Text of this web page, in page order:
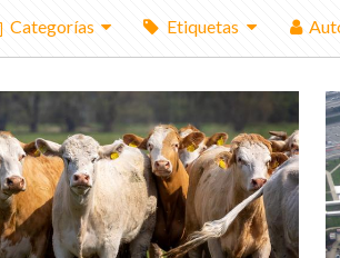
Categorías Etiquetas